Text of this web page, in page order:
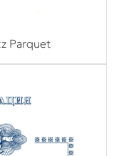
Parquet